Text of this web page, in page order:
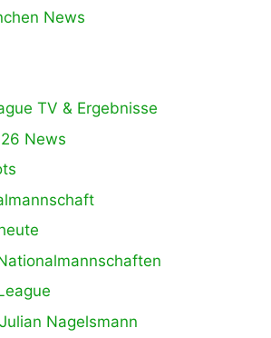
News
TV & Ergebnisse
News
Nagelsmann